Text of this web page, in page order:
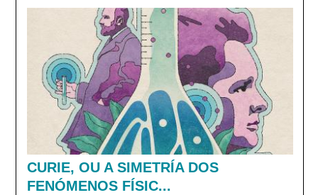
CURIE, OU A SIMETRÍA DOS
FENÓMENOS FÍSIC...